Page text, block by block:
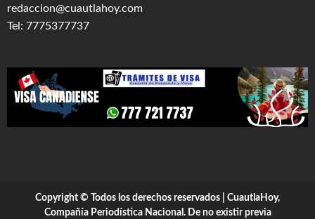
redaccion@cuautlahoy.com
Tel: 7775377737
Copyright © Todos los derechos reservados | CuautlaHoy,
Compañía Periodística Nacional. De no existir previa